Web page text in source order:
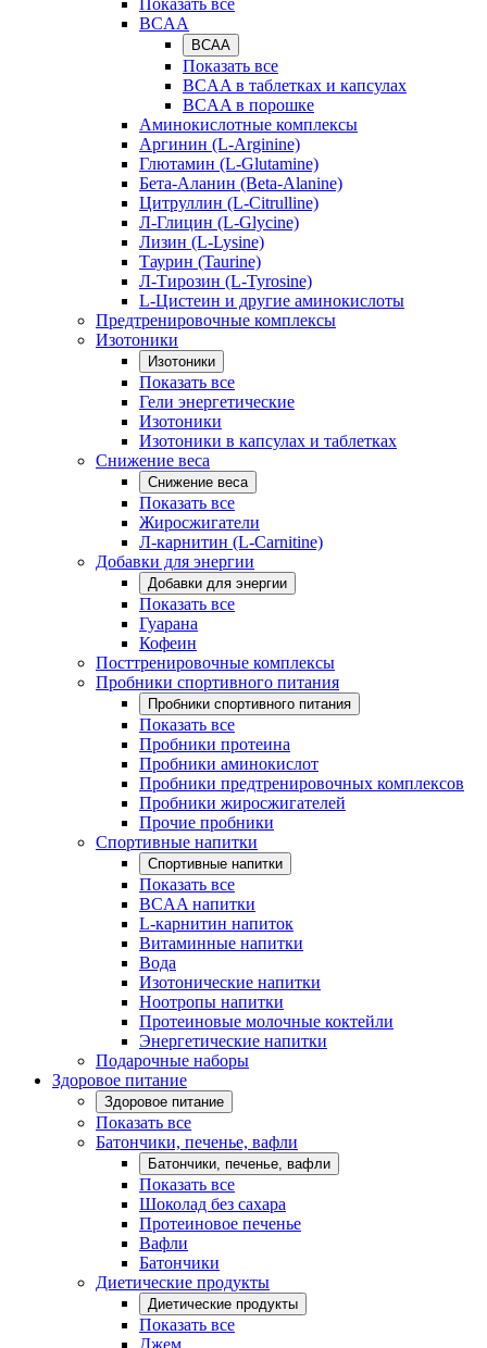
BCAA
BCAA
Показать все
BCAA в таблетках и капсулах
BCAA в порошке
Аминокислотные комплексы
Аргинин (L-Arginine)
Глютамин (L-Glutamine)
Бета-Аланин (Beta-Alanine)
Цитруллин (L-Citrulline)
Л-Глицин (L-Glycine)
Лизин (L-Lysine)
Таурин (Taurine)
Л-Тирозин (L-Tyrosine)
L-Цистеин и другие аминокислоты
Предтренировочные комплексы
Изотоники
Изотоники
Показать все
Гели энергетические
Изотоники
Изотоники в капсулах и таблетках
Снижение веса
Снижение веса
Показать все
Жиросжигатели
Л-карнитин (L-Carnitine)
Добавки для энергии
Добавки для энергии
Показать все
Гуарана
Кофеин
Посттренировочные комплексы
Пробники спортивного питания
Пробники спортивного питания
Показать все
Пробники протеина
Пробники аминокислот
Пробники предтренировочных комплексов
Пробники жиросжигателей
Прочие пробники
Спортивные напитки
Спортивные напитки
Показать все
BCAA напитки
L-карнитин напиток
Витаминные напитки
Вода
Изотонические напитки
Ноотропы напитки
Протеиновые молочные коктейли
Энергетические напитки
Подарочные наборы
Здоровое питание
Здоровое питание
Показать все
Батончики, печенье, вафли
Батончики, печенье, вафли
Показать все
Шоколад без сахара
Протеиновое печенье
Вафли
Батончики
Диетические продукты
Диетические продукты
Показать все
Джем